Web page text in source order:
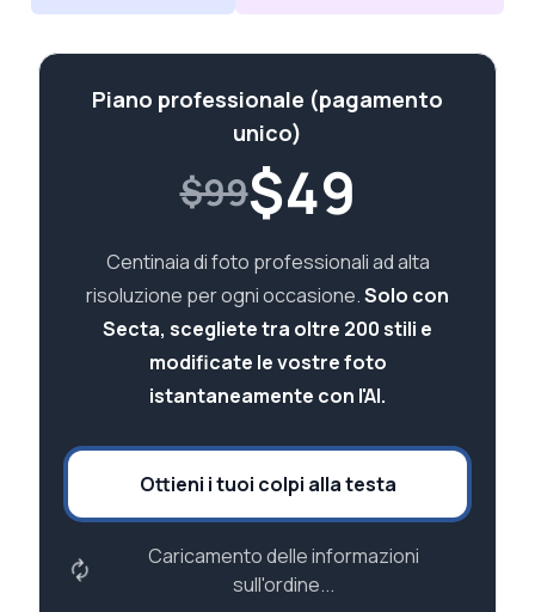
Piano professionale (pagamento
unico)
$99$49
Centinaia di foto professionali ad alta
risoluzione per ogni occasione.Solo con
Secta, scegliete tra oltre 200 stili e
modificate le vostre foto
istantaneamente con l'AI.
Ottieni i tuoi colpi alla testa
Caricamento delle informazioni
sull'ordine...